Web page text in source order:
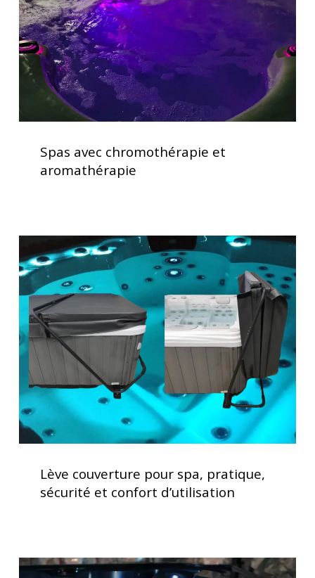
avec
chromothérapie
Spas avec chromothérapie et
aromathérapie
couverture
pour
spa,
pratique,
sécurité
et
confort
d’utilisation
couverture
spa,
confort
Lève couverture pour spa, pratique,
sécurité et confort d’utilisation
Spas